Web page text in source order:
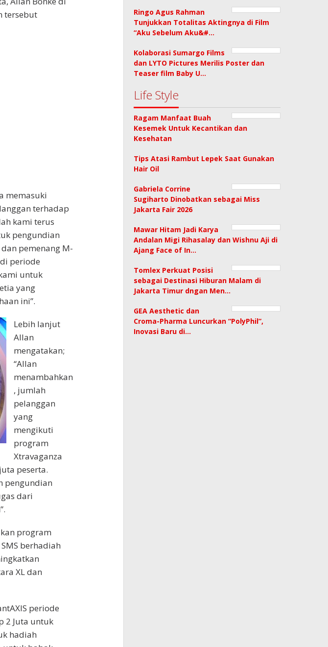
tersebut
memasuki
terhadap
kami terus
pengundian
pemenang M-
periode
untuk
yang
ini”.
Lebih lanjut
Allan
mengatakan;
“Allan
menambahkan
, jumlah
pelanggan
yang
mengikuti
program
Xtravaganza
peserta.
pengundian
dari
program
berhadiah
XL dan
periode
2 Juta untuk
hadiah
Ringo Agus Rahman
Tunjukkan Totalitas Aktingnya di Film
“Aku Sebelum Aku&#…
Kolaborasi Sumargo Films
dan LYTO Pictures Merilis Poster dan
Teaser film Baby U…
Life Style
Ragam Manfaat Buah
Kesemek Untuk Kecantikan dan
Kesehatan
Tips Atasi Rambut Lepek Saat Gunakan
Hair Oil
Gabriela Corrine
Sugiharto Dinobatkan sebagai Miss
Jakarta Fair 2026
Mawar Hitam Jadi Karya
Andalan Migi Rihasalay dan Wishnu Aji di
Ajang Face of In…
Tomlex Perkuat Posisi
sebagai Destinasi Hiburan Malam di
Jakarta Timur dngan Men…
GEA Aesthetic dan
Croma-Pharma Luncurkan “PolyPhil”,
Inovasi Baru di…